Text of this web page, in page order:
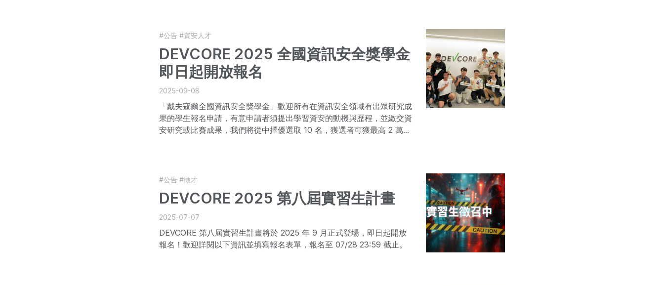
#公告 #資安人才
DEVCORE 2025 全國資訊安全獎學金
即日起開放報名
2025-09-08
「戴夫寇爾全國資訊安全獎學金」歡迎所有在資訊安全領域有出眾研究成
果的學生報名申請，有意申請者須提出學習資安的動機與歷程，並繳交資
安研究或比賽成果，我們將從中擇優選取 10 名，獲選者可獲最高 2 萬元
#公告 #徵才
DEVCORE 2025 第八屆實習生計畫
2025-07-07
DEVCORE 第八屆實習生計畫將於 2025 年 9 月正式登場，即日起開放
報名！歡迎詳閱以下資訊並填寫報名表單，報名至 07/28 23:59 截止。